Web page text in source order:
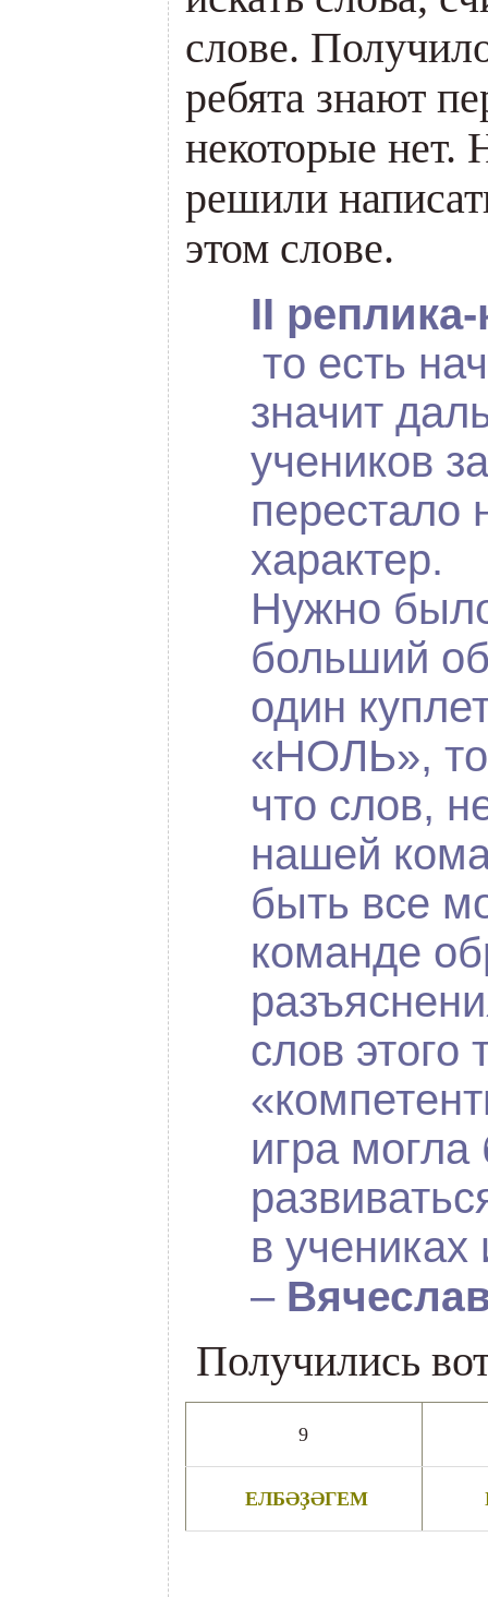
слове.
ребята знают
некоторые нет.
решили
этом слове.
II
то есть
значит
учеников
перестало
характер.
Нужно
больший
один
«НОЛЬ», то
что слов,
нашей
быть все
команде
слов этого
игра
в
–
Получились
9
ЕЛБӘҘӘГЕМ